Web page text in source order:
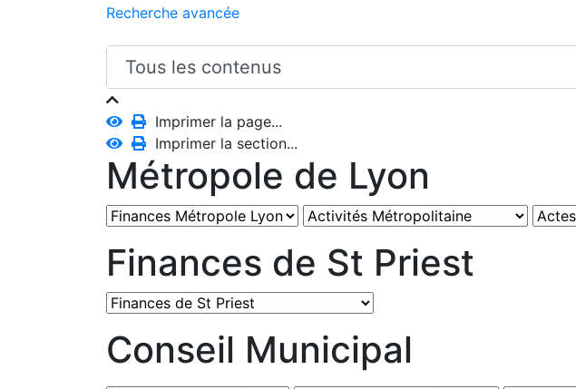
Recherche avancée
Imprimer la page...
Imprimer la section...
Métropole de Lyon
Finances de St Priest
Conseil Municipal